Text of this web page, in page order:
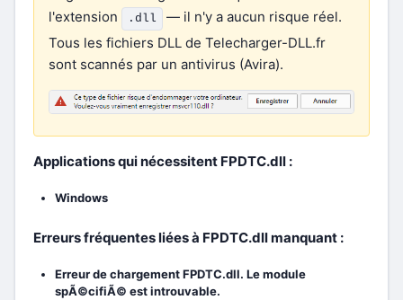
l'extension
.dll
— il n'y a aucun risque réel.
Tous les fichiers DLL de Telecharger-DLL.fr
sont scannés par un antivirus (Avira).
Applications qui nécessitent FPDTC.dll :
Windows
Erreurs fréquentes liées à FPDTC.dll manquant :
Erreur de chargement FPDTC.dll. Le module
spÃ©cifiÃ© est introuvable.